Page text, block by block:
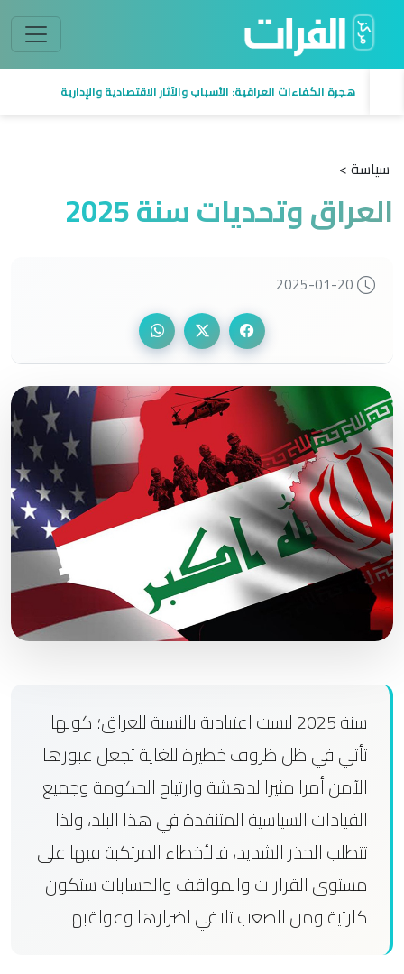
هجرة الكفاءات العراقية: الأسباب والآثار الاقتصادية والإدارية
سياسة >
العراق وتحديات سنة 2025
2025-01-20
سنة 2025 ليست اعتيادية بالنسبة للعراق؛ كونها
تأتي في ظل ظروف خطيرة للغاية تجعل عبورها
الآمن أمرا مثيرا لدهشة وارتياح الحكومة وجميع
القيادات السياسية المتنفذة في هذا البلد، ولذا
تتطلب الحذر الشديد، فالأخطاء المرتكبة فيها على
مستوى القرارات والمواقف والحسابات ستكون
كارثية ومن الصعب تلافي اضرارها وعواقبها